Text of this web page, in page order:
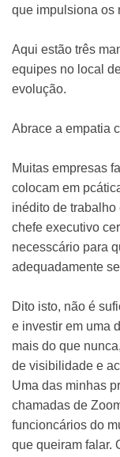
que impulsiona os
Aqui estão três
equipes no local
evolução.
Abrace a empatia
Muitas empresas
colocam em
inédito de
chefe executivo
necesscário para
adequadamente
Dito isto, não é
e investir em uma
mais do que
de visibilidade e
Uma das minhas
chamadas de
funcioncários do
que queiram falar.